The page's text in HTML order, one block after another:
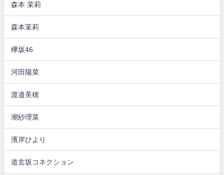
森本 茉莉
森本茉莉
欅坂46
河田陽菜
渡邉美穂
潮紗理菜
濱岸ひより
道玄坂コネクション